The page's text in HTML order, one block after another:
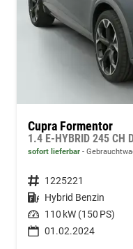
Cupra Formentor
1.4 E-HYBRID 245 CH
sofort lieferbar
Fahrzeugnummer 1225221
Kraftstoff Hybrid Benzin
Leistung 110 kW (150 PS)
01.02.2024